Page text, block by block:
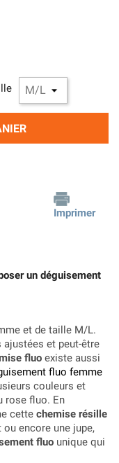
Imprimer
un déguisement
et de taille M/L.
ajustées et peut-être
fluo existe aussi
fluo femme
couleurs et
rose fluo. En
cette chemise résille
ou encore une jupe,
fluo unique qui